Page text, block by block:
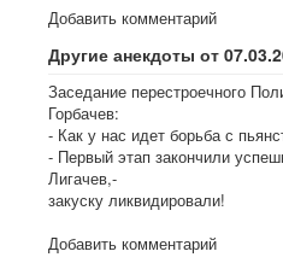
Добавить комментарий
Другие анекдоты от
Заседание перестроечного
Горбачев:
- Как у нас идет борьба с
- Первый этап закончили
Лигачев,-
закуску ликвидировали!
Добавить комментарий